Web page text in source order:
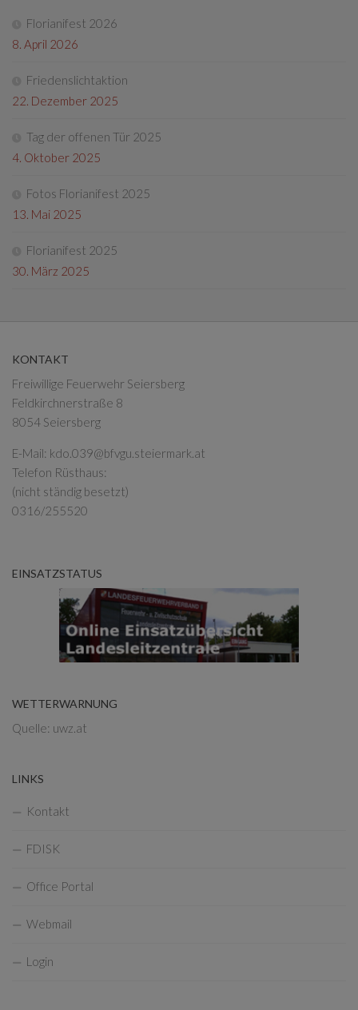
Florianifest 2026
8. April 2026
Friedenslichtaktion
22. Dezember 2025
Tag der offenen Tür 2025
4. Oktober 2025
Fotos Florianifest 2025
13. Mai 2025
Florianifest 2025
30. März 2025
KONTAKT
Freiwillige Feuerwehr Seiersberg
Feldkirchnerstraße 8
8054 Seiersberg
E-Mail: kdo.039@bfvgu.steiermark.at
Telefon Rüsthaus:
(nicht ständig besetzt)
0316/255520
EINSATZSTATUS
WETTERWARNUNG
Quelle: uwz.at
LINKS
Kontakt
FDISK
Office Portal
Webmail
Login